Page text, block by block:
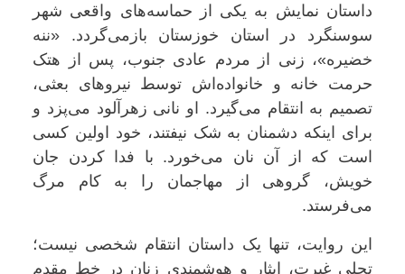
داستان نمایش به یکی از حماسه‌های واقعی شهر
سوسنگرد در استان خوزستان بازمی‌گردد. «ننه
خضیره»، زنی از مردم عادی جنوب، پس از هتک
حرمت خانه و خانواده‌اش توسط نیروهای بعثی،
تصمیم به انتقام می‌گیرد. او نانی زهرآلود می‌پزد و
برای اینکه دشمنان به شک نیفتند، خود اولین کسی
است که از آن نان می‌خورد. با فدا کردن جان
خویش، گروهی از مهاجمان را به کام مرگ
می‌فرستد.
این روایت، تنها یک داستان انتقام شخصی نیست؛
تجلی غیرت، ایثار و هوشمندی زنان در خط مقدم